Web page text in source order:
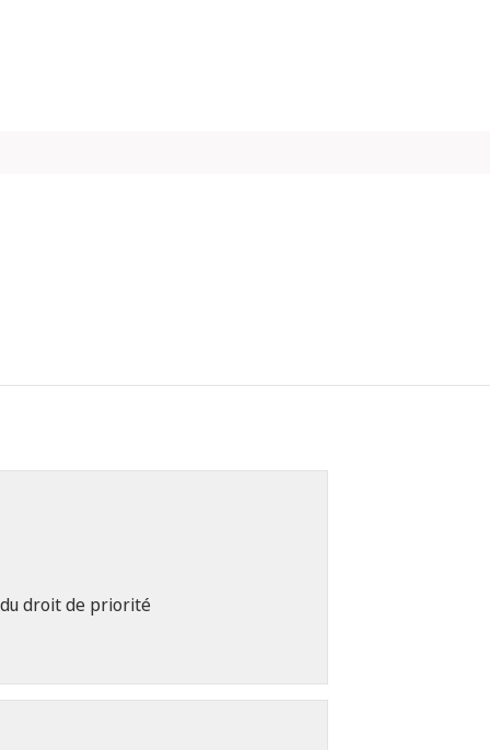
du droit de priorité